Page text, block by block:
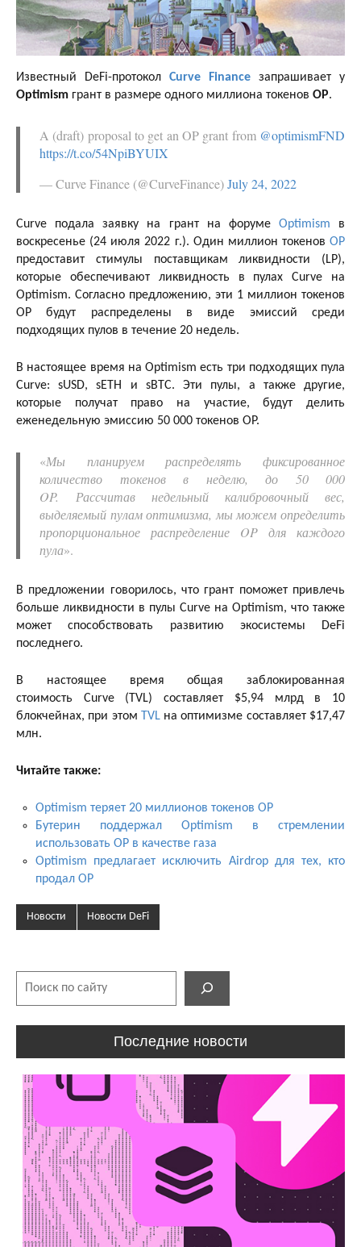
Известный DeFi-протокол Curve Finance запрашивает у
Optimism грант в размере одного миллиона токенов OP.
A (draft) proposal to get an OP grant from @optimismFND
https://t.co/54NpiBYUIX
— Curve Finance (@CurveFinance)July 24, 2022
Curve подала заявку на грант на форуме Optimism в
воскресенье (24 июля 2022 г.). Один миллион токенов OP
предоставит стимулы поставщикам ликвидности (LP),
которые обеспечивают ликвидность в пулах Curve на
Optimism. Согласно предложению, эти 1 миллион токенов
OP будут распределены в виде эмиссий среди
подходящих пулов в течение 20 недель.
В настоящее время на Optimism есть три подходящих пула
Curve: sUSD, sETH и sBTC. Эти пулы, а также другие,
которые получат право на участие, будут делить
еженедельную эмиссию 50 000 токенов OP.
«Мы планируем распределять фиксированное
количество токенов в неделю, до 50 000
OP. Рассчитав недельный калибровочный вес,
выделяемый пулам оптимизма, мы можем определить
пропорциональное распределение OP для каждого
пула».
В предложении говорилось, что грант поможет привлечь
больше ликвидности в пулы Curve на Optimism, что также
может способствовать развитию экосистемы DeFi
последнего.
В настоящее время общая заблокированная
стоимость Curve (TVL) составляет $5,94 млрд в 10
блокчейнах, при этом
TVLна оптимизме составляет $17,47
млн.
Читайте также:
Optimism теряет 20 миллионов токенов OP
Бутерин поддержал Optimism в стремлении
использовать OP в качестве газа
Optimism предлагает исключить Airdrop для тех, кто
продал OP
Новости Новости DeFi
Последние новости